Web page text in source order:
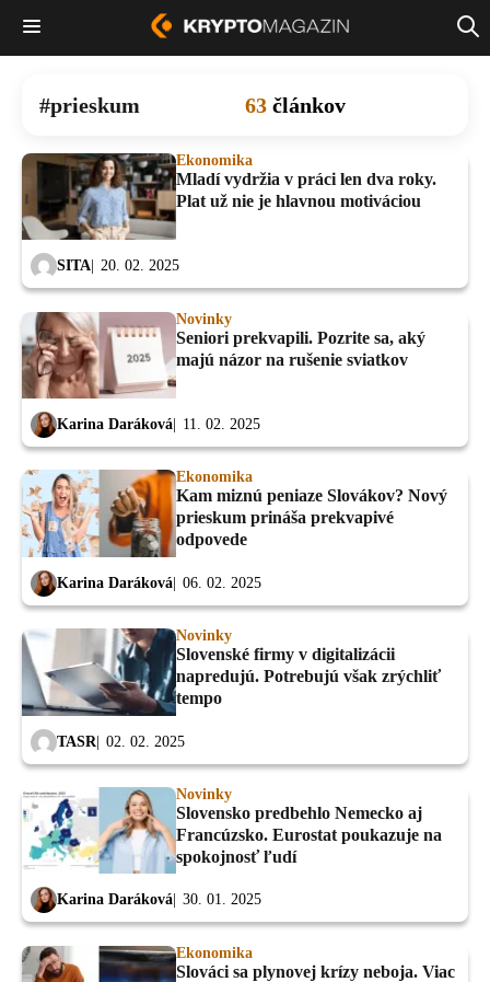
prieskum 63 článkov
Ekonomika
Mladí vydržia v práci len dva roky.
Plat už nie je hlavnou motiváciou
SITA 20. 02. 2025
Novinky
Seniori prekvapili. Pozrite sa, aký
majú názor na rušenie sviatkov
Karina Daráková 11. 02. 2025
Ekonomika
Kam miznú peniaze Slovákov? Nový
prieskum prináša prekvapivé
odpovede
Karina Daráková 06. 02. 2025
Novinky
Slovenské firmy v digitalizácii
napredujú. Potrebujú však zrýchliť
tempo
TASR 02. 02. 2025
Novinky
Slovensko predbehlo Nemecko aj
Francúzsko. Eurostat poukazuje na
spokojnosť ľudí
Karina Daráková 30. 01. 2025
Ekonomika
Slováci sa plynovej krízy neboja. Viac